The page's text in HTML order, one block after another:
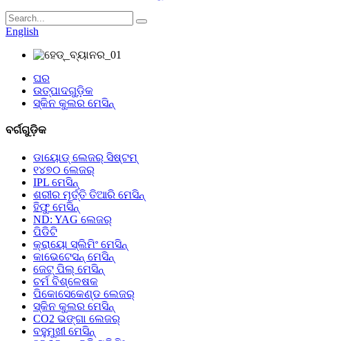
English
ଘର
ଉତ୍ପାଦଗୁଡ଼ିକ
ସ୍କିନ କୁଲର ମେସିନ୍
ବର୍ଗଗୁଡ଼ିକ
ଡାୟୋଡ୍ ଲେଜର୍ ସିଷ୍ଟମ୍
୧୪୭୦ ଲେଜର୍
IPL ମେସିନ୍
ଶରୀର ମୂର୍ତ୍ତି ତିଆରି ମେସିନ୍
ହିଫୁ ମେସିନ୍
ND: YAG ଲେଜର୍
ପିଡିଟି
କ୍ରାୟୋ ସ୍ଲିମିଂ ମେସିନ୍
କାଭେଟେସନ୍ ମେସିନ୍
ଜେଟ୍ ପିଲ୍ ମେସିନ୍
ଚର୍ମ ବିଶ୍ଳେଷକ
ପିକୋସେକେଣ୍ଡ ଲେଜର୍
ସ୍କିନ କୁଲର ମେସିନ୍
CO2 ଭଙ୍ଗା ଲେଜର୍
ବହୁମୁଖୀ ମେସିନ୍